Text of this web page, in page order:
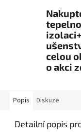
celou
o akci
Popis Diskuze
Detailní popis